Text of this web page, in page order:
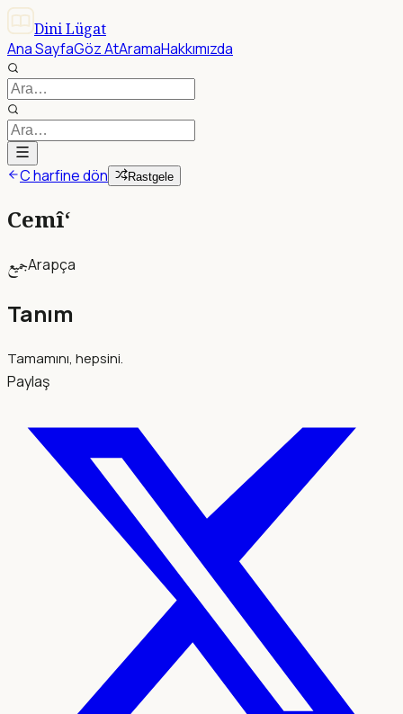
Dini Lügat
Ana SayfaGöz AtAramaHakkımızda
C harfine dön Rastgele
Cemî‘
جميعArapça
Tanım
Tamamını, hepsini.
Paylaş